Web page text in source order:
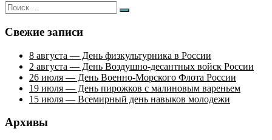
Искать:
Поиск
Свежие записи
8 августа — День физкультурника в России
2 августа — День Воздушно-десантных войск России
26 июля — День Военно-Морского Флота России
19 июля — День пирожков с малиновым вареньем
15 июля — Всемирный день навыков молодежи
Архивы